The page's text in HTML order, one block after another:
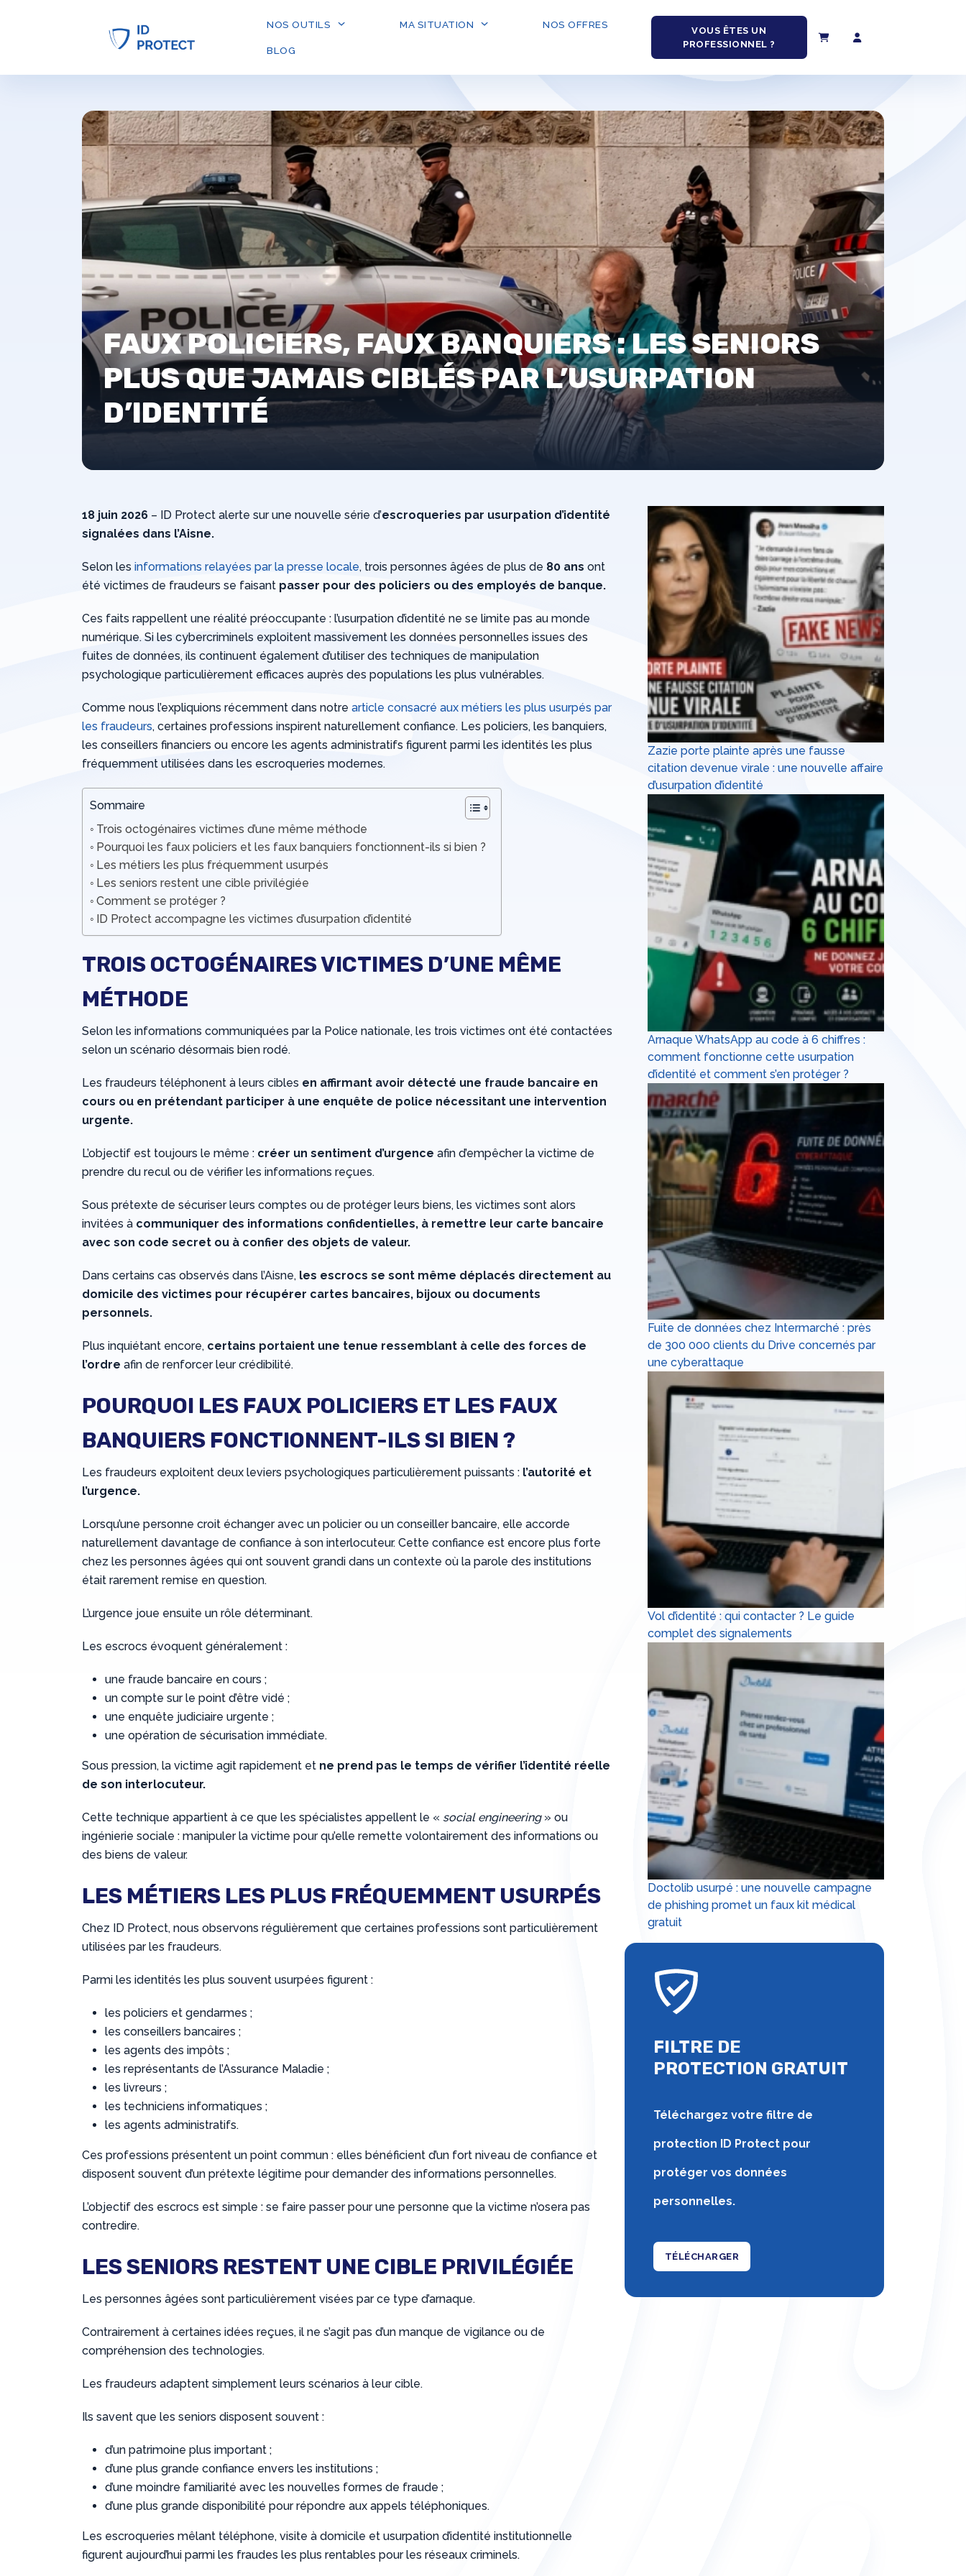
NOS OUTILS MA SITUATION NOS OFFRES
BLOG
VOUS ÊTES UN
PROFESSIONNEL ?
FAUX POLICIERS, FAUX BANQUIERS : LES SENIORS
PLUS QUE JAMAIS CIBLÉS PAR L’USURPATION
D’IDENTITÉ
18 juin 2026 – ID Protect alerte sur une nouvelle série d’escroqueries par usurpation d’identité
signalées dans l’Aisne.
Selon les informations relayées par la presse locale, trois personnes âgées de plus de 80 ans ont
été victimes de fraudeurs se faisant passer pour des policiers ou des employés de banque.
Ces faits rappellent une réalité préoccupante : l’usurpation d’identité ne se limite pas au monde
numérique. Si les cybercriminels exploitent massivement les données personnelles issues des
fuites de données, ils continuent également d’utiliser des techniques de manipulation
psychologique particulièrement efficaces auprès des populations les plus vulnérables.
Comme nous l’expliquions récemment dans notre article consacré aux métiers les plus usurpés par
les fraudeurs, certaines professions inspirent naturellement confiance. Les policiers, les banquiers,
les conseillers financiers ou encore les agents administratifs figurent parmi les identités les plus
fréquemment utilisées dans les escroqueries modernes.
Sommaire
Trois octogénaires victimes d’une même méthode
Pourquoi les faux policiers et les faux banquiers fonctionnent-ils si bien ?
Les métiers les plus fréquemment usurpés
Les seniors restent une cible privilégiée
Comment se protéger ?
ID Protect accompagne les victimes d’usurpation d’identité
TROIS OCTOGÉNAIRES VICTIMES D’UNE MÊME
MÉTHODE
Selon les informations communiquées par la Police nationale, les trois victimes ont été contactées
selon un scénario désormais bien rodé.
Les fraudeurs téléphonent à leurs cibles en affirmant avoir détecté une fraude bancaire en
cours ou en prétendant participer à une enquête de police nécessitant une intervention
urgente.
L’objectif est toujours le même : créer un sentiment d’urgence afin d’empêcher la victime de
prendre du recul ou de vérifier les informations reçues.
Sous prétexte de sécuriser leurs comptes ou de protéger leurs biens, les victimes sont alors
invitées à communiquer des informations confidentielles, à remettre leur carte bancaire
avec son code secret ou à confier des objets de valeur.
Dans certains cas observés dans l’Aisne, les escrocs se sont même déplacés directement au
domicile des victimes pour récupérer cartes bancaires, bijoux ou documents
personnels.
Plus inquiétant encore, certains portaient une tenue ressemblant à celle des forces de
l’ordre afin de renforcer leur crédibilité.
POURQUOI LES FAUX POLICIERS ET LES FAUX
BANQUIERS FONCTIONNENT-ILS SI BIEN ?
Les fraudeurs exploitent deux leviers psychologiques particulièrement puissants : l’autorité et
l’urgence.
Lorsqu’une personne croit échanger avec un policier ou un conseiller bancaire, elle accorde
naturellement davantage de confiance à son interlocuteur. Cette confiance est encore plus forte
chez les personnes âgées qui ont souvent grandi dans un contexte où la parole des institutions
était rarement remise en question.
L’urgence joue ensuite un rôle déterminant.
Les escrocs évoquent généralement :
une fraude bancaire en cours ;
un compte sur le point d’être vidé ;
une enquête judiciaire urgente ;
une opération de sécurisation immédiate.
Sous pression, la victime agit rapidement et ne prend pas le temps de vérifier l’identité réelle
de son interlocuteur.
Cette technique appartient à ce que les spécialistes appellent le « social engineering» ou
ingénierie sociale : manipuler la victime pour qu’elle remette volontairement des informations ou
des biens de valeur.
LES MÉTIERS LES PLUS FRÉQUEMMENT USURPÉS
Chez ID Protect, nous observons régulièrement que certaines professions sont particulièrement
utilisées par les fraudeurs.
Parmi les identités les plus souvent usurpées figurent :
les policiers et gendarmes ;
les conseillers bancaires ;
les agents des impôts ;
les représentants de l’Assurance Maladie ;
les livreurs ;
les techniciens informatiques ;
les agents administratifs.
Ces professions présentent un point commun : elles bénéficient d’un fort niveau de confiance et
disposent souvent d’un prétexte légitime pour demander des informations personnelles.
L’objectif des escrocs est simple : se faire passer pour une personne que la victime n’osera pas
contredire.
LES SENIORS RESTENT UNE CIBLE PRIVILÉGIÉE
Les personnes âgées sont particulièrement visées par ce type d’arnaque.
Contrairement à certaines idées reçues, il ne s’agit pas d’un manque de vigilance ou de
compréhension des technologies.
Les fraudeurs adaptent simplement leurs scénarios à leur cible.
Ils savent que les seniors disposent souvent :
d’un patrimoine plus important ;
d’une plus grande confiance envers les institutions ;
d’une moindre familiarité avec les nouvelles formes de fraude ;
d’une plus grande disponibilité pour répondre aux appels téléphoniques.
Les escroqueries mêlant téléphone, visite à domicile et usurpation d’identité institutionnelle
figurent aujourd’hui parmi les fraudes les plus rentables pour les réseaux criminels.
Zazie porte plainte après une fausse
citation devenue virale : une nouvelle affaire
d’usurpation d’identité
Arnaque WhatsApp au code à 6 chiffres :
comment fonctionne cette usurpation
d’identité et comment s’en protéger ?
Fuite de données chez Intermarché : près
de 300 000 clients du Drive concernés par
une cyberattaque
Vol d’identité : qui contacter ? Le guide
complet des signalements
Doctolib usurpé : une nouvelle campagne
de phishing promet un faux kit médical
gratuit
FILTRE DE
PROTECTION GRATUIT
Téléchargez votre filtre de
protection ID Protect pour
protéger vos données
personnelles.
TÉLÉCHARGER